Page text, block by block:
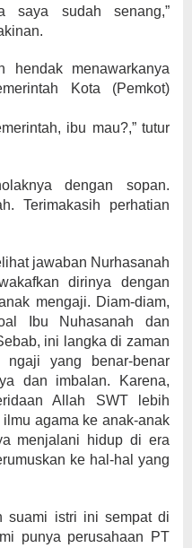
saya sudah senang,”
hendak menawarkanya
Kota (Pemkot)
ibu mau?,” tutur
dengan sopan.
Terimakasih perhatian
jawaban Nurhasanah
dirinya dengan
mengaji. Diam-diam,
Ibu Nuhasanah dan
ini langka di zaman
yang benar-benar
dan imbalan. Karena,
Allah SWT lebih
agama ke anak-anak
menjalani hidup di era
ke hal-hal yang
suami istri ini sempat di
punya perusahaan PT